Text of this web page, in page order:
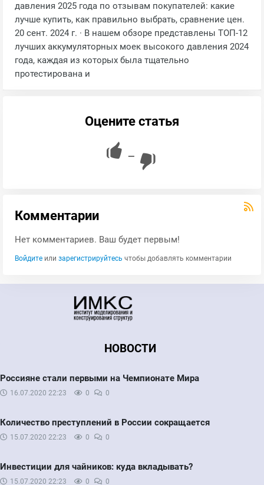
давления 2025 года по отзывам покупателей: какие
лучше купить, как правильно выбрать, сравнение цен.
20 сент. 2024 г. · В нашем обзоре представлены ТОП-12
лучших аккумуляторных моек высокого давления 2024
года, каждая из которых была тщательно
протестирована и
Оцените статья
—
Комментарии
Нет комментариев. Ваш будет первым!
Войдите или зарегистрируйтесь чтобы добавлять комментарии
НОВОСТИ
Россияне стали первыми на Чемпионате Мира
16.07.2020 22:23 0 0
Количество преступлений в России сокращается
15.07.2020 22:23 0 0
Инвестиции для чайников: куда вкладывать?
15.07.2020 22:23 0 0